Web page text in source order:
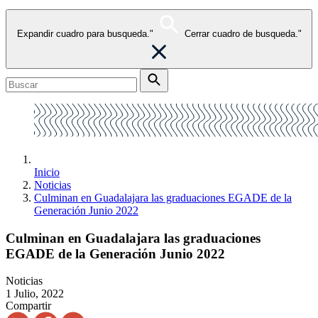
Expandir cuadro para busqueda." Cerrar cuadro de busqueda."
Inicio
Noticias
Culminan en Guadalajara las graduaciones EGADE de la
Generación Junio 2022
Culminan en Guadalajara las graduaciones
EGADE de la Generación Junio 2022
Noticias
1 Julio, 2022
Compartir